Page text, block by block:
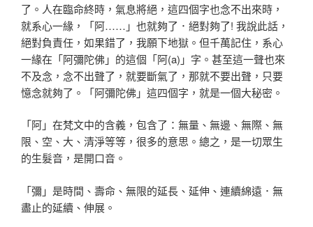
了。人在臨命終時，氣息將絕，這四個字也念不出來時，
就系心一緣，「阿……」也就夠了．絕對夠了! 我說此話，
絕對負責任，如果錯了，我願下地獄。但千萬記住，系心
一緣在「阿彌陀佛」的這個「阿(a)」字。甚至這一聲也來
不及念，念不出聲了，就要斷氣了，那就不要出聲，只要
憶念就夠了。「阿彌陀佛」這四個字，就是一個大秘密。
「阿」在梵文中的含義，包含了：無量、無邊、無際、無
限、空、大、清淨等等，很多的意思。總之，是一切眾生
的生髮音，是開口音。
「彌」是時間、壽命、無限的延長、延伸、連續綿遠．無
盡止的延續、伸展。